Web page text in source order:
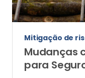
Mitigação de
Mudanças
para